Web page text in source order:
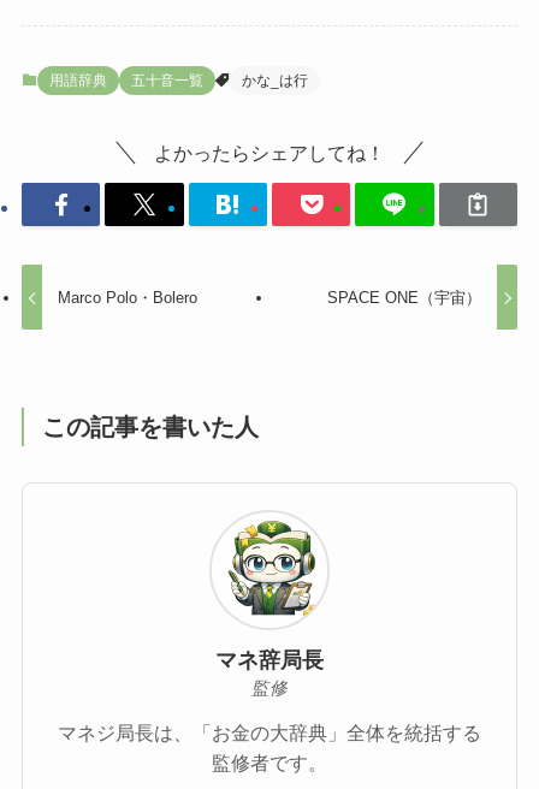
用語辞典 五十音一覧 かな_は行
よかったらシェアしてね！
Marco Polo・Bolero SPACE ONE（宇宙）
この記事を書いた人
マネ辞局長
監修
マネジ局長は、「お金の大辞典」全体を統括する
監修者です。